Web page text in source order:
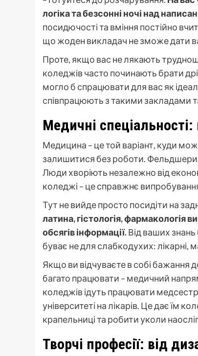
логіка та безсонні ночі над
посидючості та вміння постійно
що жоден викладач не зможе дати
Проте, якщо вас не лякають
коледжів часто починають брати
могло б спрацювати для вас як
співпрацюють з такими закладами
Медичні
Медицина – це той варіант, куди
залишитися без роботи. Фельдшери,
Люди хворіють незалежно від
коледжі – це справжнє
Тут не вийде просто посидіти на
латина, гістологія, фармакологія
обсягів інформації.Від ваших
буває не для слабкодухих: лікарні,
Якщо ви відчуваєте в собі бажання
багато працювати – медичний
коледжів ідуть працювати
університеті на лікарів. Це дає їм
крапельниці та робити уколи
Творчі професії: від